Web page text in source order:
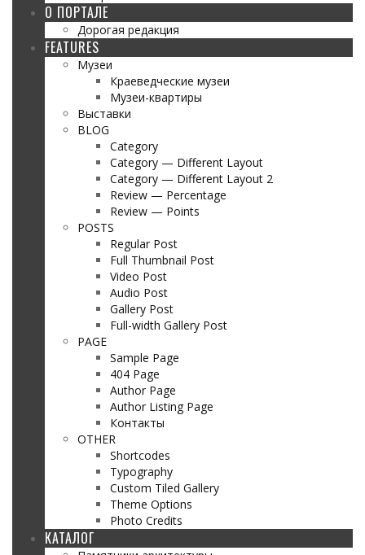
О ПОРТАЛЕ
Дорогая редакция
FEATURES
Музеи
Краеведческие музеи
Музеи-квартиры
Выставки
BLOG
Category
Category — Different Layout
Category — Different Layout 2
Review — Percentage
Review — Points
POSTS
Regular Post
Full Thumbnail Post
Video Post
Audio Post
Gallery Post
Full-width Gallery Post
PAGE
Sample Page
404 Page
Author Page
Author Listing Page
Контакты
OTHER
Shortcodes
Typography
Custom Tiled Gallery
Theme Options
Photo Credits
КАТАЛОГ